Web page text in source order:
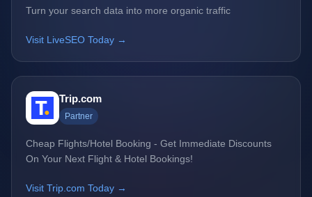
Turn your search data into more organic traffic
Visit LiveSEO Today →
Trip.com
Partner
Cheap Flights/Hotel Booking - Get Immediate Discounts
On Your Next Flight & Hotel Bookings!
Visit Trip.com Today →